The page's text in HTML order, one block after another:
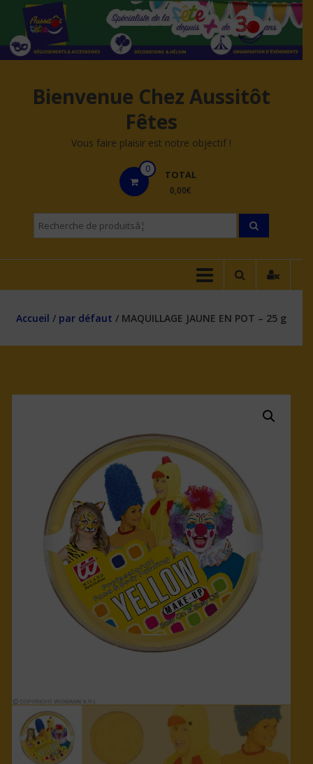
contenu
Bienvenue Chez Aussitôt
Fêtes
Vous faire plaisir est notre objectif !
0 TOTAL
0,00€
Recherche
pourÂ :
Accueil / par défaut / MAQUILLAGE JAUNE EN POT – 25 g